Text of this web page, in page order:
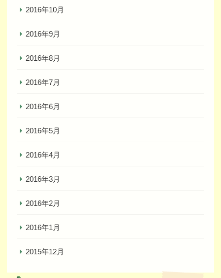
2016年10月
2016年9月
2016年8月
2016年7月
2016年6月
2016年5月
2016年4月
2016年3月
2016年2月
2016年1月
2015年12月